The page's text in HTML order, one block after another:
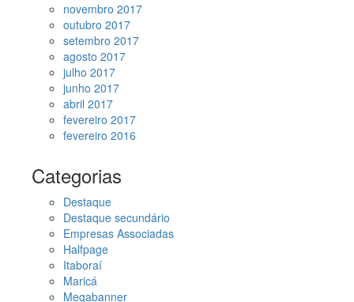
novembro 2017
outubro 2017
setembro 2017
agosto 2017
julho 2017
junho 2017
abril 2017
fevereiro 2017
fevereiro 2016
Categorias
Destaque
Destaque secundário
Empresas Associadas
Halfpage
Itaboraí
Maricá
Megabanner